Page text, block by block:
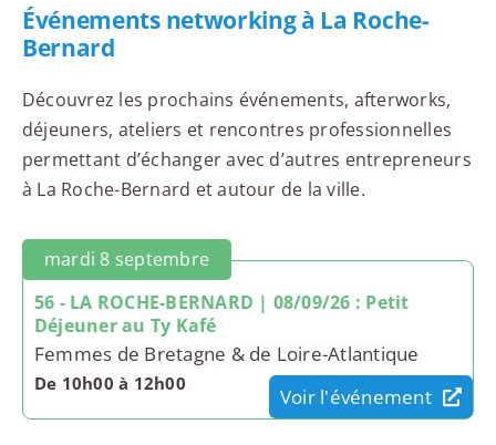
Événements networking à La Roche-
Bernard
Découvrez les prochains événements, afterworks,
déjeuners, ateliers et rencontres professionnelles
permettant d’échanger avec d’autres entrepreneurs
à La Roche-Bernard et autour de la ville.
mardi 8 septembre
56 - LA ROCHE-BERNARD | 08/09/26 : Petit
Déjeuner au Ty Kafé
Femmes de Bretagne & de Loire-Atlantique
De 10h00 à 12h00
Voir l'événement